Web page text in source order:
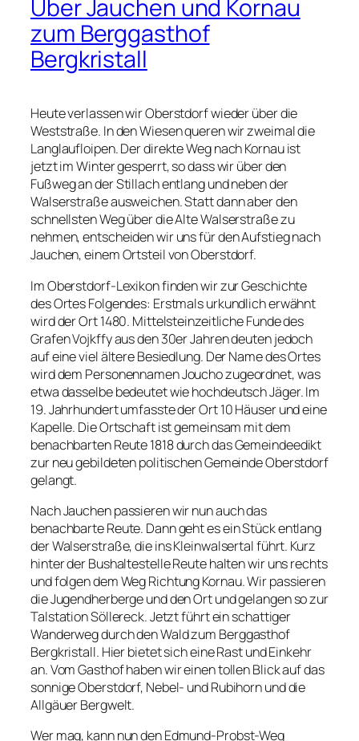
Über Jauchen und Kornau
zum Berggasthof
Bergkristall
Heute verlassen wir Oberstdorf wieder über die
Weststraße. In den Wiesen queren wir zweimal die
Langlaufloipen. Der direkte Weg nach Kornau ist
jetzt im Winter gesperrt, so dass wir über den
Fußweg an der Stillach entlang und neben der
Walserstraße ausweichen. Statt dann aber den
schnellsten Weg über die Alte Walserstraße zu
nehmen, entscheiden wir uns für den Aufstieg nach
Jauchen, einem Ortsteil von Oberstdorf.
Im Oberstdorf-Lexikon finden wir zur Geschichte
des Ortes Folgendes: Erstmals urkundlich erwähnt
wird der Ort 1480. Mittelsteinzeitliche Funde des
Grafen Vojkffy aus den 30er Jahren deuten jedoch
auf eine viel ältere Besiedlung. Der Name des Ortes
wird dem Personennamen Joucho zugeordnet, was
etwa dasselbe bedeutet wie hochdeutsch Jäger. Im
19. Jahrhundert umfasste der Ort 10 Häuser und eine
Kapelle. Die Ortschaft ist gemeinsam mit dem
benachbarten Reute 1818 durch das Gemeindeedikt
zur neu gebildeten politischen Gemeinde Oberstdorf
gelangt.
Nach Jauchen passieren wir nun auch das
benachbarte Reute. Dann geht es ein Stück entlang
der Walserstraße, die ins Kleinwalsertal führt. Kurz
hinter der Bushaltestelle Reute halten wir uns rechts
und folgen dem Weg Richtung Kornau. Wir passieren
die Jugendherberge und den Ort und gelangen so zur
Talstation Söllereck. Jetzt führt ein schattiger
Wanderweg durch den Wald zum Berggasthof
Bergkristall. Hier bietet sich eine Rast und Einkehr
an. Vom Gasthof haben wir einen tollen Blick auf das
sonnige Oberstdorf, Nebel- und Rubihorn und die
Allgäuer Bergwelt.
Wer mag, kann nun den Edmund-Probst-Weg